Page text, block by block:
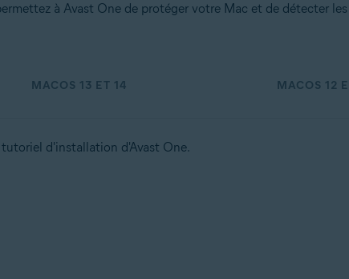
à Avast One de protéger votre Mac et de détecter
MACOS 13 ET 14 MACOS 12
d'installation d'Avast One.